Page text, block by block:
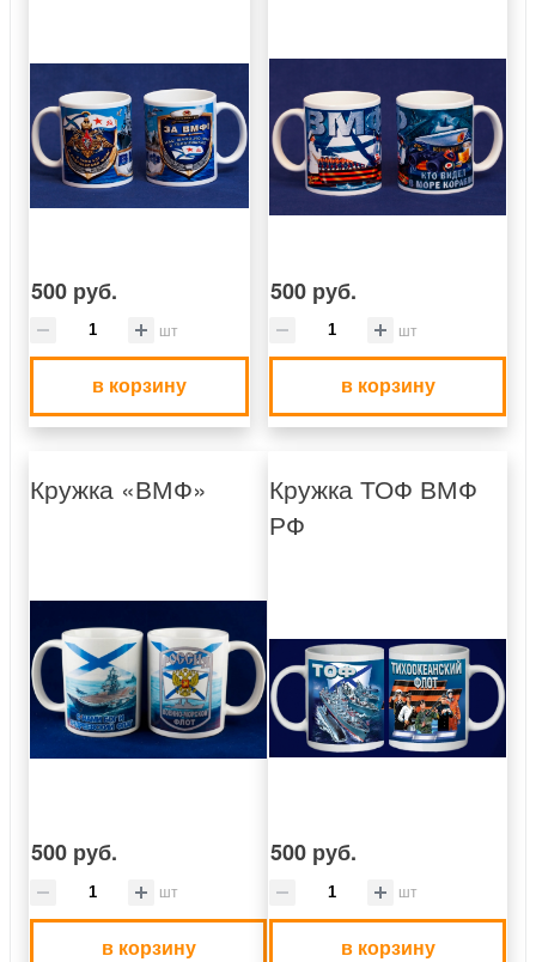
500 руб.
шт
в корзину
500 руб.
шт
в корзину
Кружка «ВМФ»
500 руб.
шт
в корзину
Кружка ТОФ ВМФ
РФ
500 руб.
шт
в корзину